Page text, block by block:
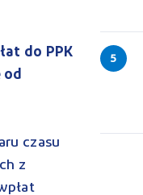
do PPK
od
czasu
z
5